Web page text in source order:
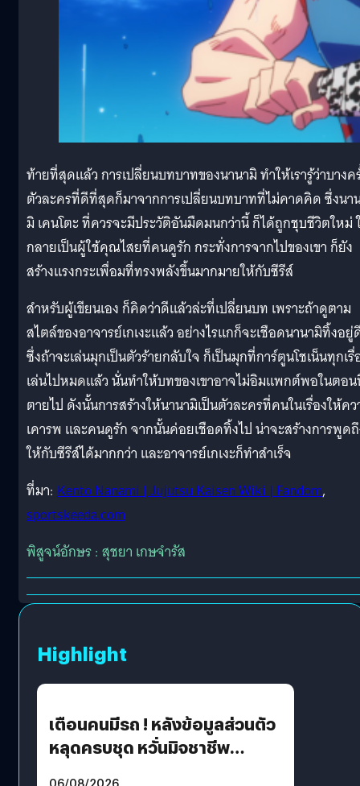
ท้ายที่สุดแล้ว การเปลี่ยนบทบาทของนานามิ ทำให้เรารู้ว่าบางค
ตัวละครที่ดีที่สุดก็มาจากการเปลี่ยนบทบาทที่ไม่คาดคิด ซึ่งนา
มิ เคนโตะ ที่ควรจะมีประวัติอันมืดมนกว่านี้ ก็ได้ถูกชุบชีวิตใหม่
กลายเป็นผู้ใช้คุณไสยที่คนดูรัก กระทั่งการจากไปของเขา ก็ยัง
สร้างแรงกระเพื่อมที่ทรงพลังขึ้นมากมายให้กับซีรีส์
สำหรับผู้เขียนเอง ก็คิดว่าดีแล้วล่ะที่เปลี่ยนบท เพราะถ้าดูตาม
สไตล์ของอาจารย์เกเงะแล้ว อย่างไรแกก็จะเชือดนานามิทิ้งอยู่
ซึ่งถ้าจะเล่นมุกเป็นตัวร้ายกลับใจ ก็เป็นมุกที่การ์ตูนโชเน็นทุกเรื่
เล่นไปหมดแล้ว นั่นทำให้บทของเขาอาจไม่อิมแพกต์พอในตอ
ตายไป ดังนั้นการสร้างให้นานามิเป็นตัวละครที่คนในเรื่องให้ค
เคารพ และคนดูรัก จากนั้นค่อยเชือดทิ้งไป น่าจะสร้างการพูด
ให้กับซีรีส์ได้มากกว่า และอาจารย์เกเงะก็ทำสำเร็จ
ที่มา: Kento Nanami | Jujutsu Kaisen Wiki | Fandom,
sportskeeda.com
พิสูจน์อักษร : สุชยา เกษจำรัส
Highlight
เตือนคนมีรถ ! หลังข้อมูลส่วนตัว
หลุดครบชุด หวั่นมิจชาชีพ